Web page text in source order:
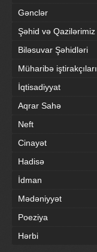
Gənclər
Şəhid və Qazilərimiz
Biləsuvar Şəhidləri
Müharibə iştirakçıları
İqtisadiyyat
Aqrar Sahə
Neft
Cinayət
Hadisə
İdman
Mədəniyyət
Poeziya
Hərbi